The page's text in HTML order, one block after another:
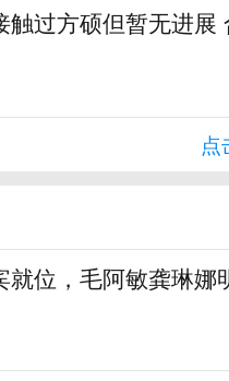
触过方硕但暂无进
点
就位，毛阿敏龚琳娜